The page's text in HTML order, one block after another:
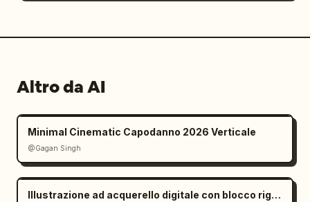
Altro da AI
Minimal Cinematic Capodanno 2026 Verticale
@Gagan Singh
Illustrazione ad acquerello digitale con blocco rigoroso dell'identità